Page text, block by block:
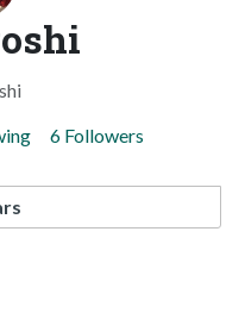
6 Followers